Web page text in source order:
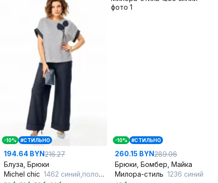
-10% #СТИЛЬНО
194.64 BYN216.27
Блуза, Брюки
Michel chic 1462 синий,полоска
-10% #СТИЛЬНО
260.15 BYN289.06
Брюки, Бомбер, Майка
Милора-стиль 1236 синий